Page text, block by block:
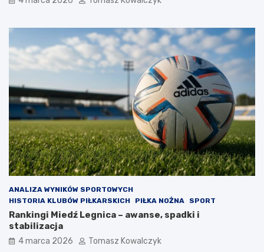
ANALIZA WYNIKÓW SPORTOWYCH
HISTORIA KLUBÓW PIŁKARSKICH
PIŁKA NOŻNA SPORT
Rankingi Miedź Legnica – awanse, spadki i
stabilizacja
4 marca 2026 Tomasz Kowalczyk